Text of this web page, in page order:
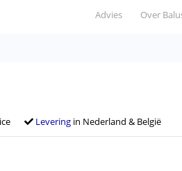
Advies Over
Leveringin Nederland & België